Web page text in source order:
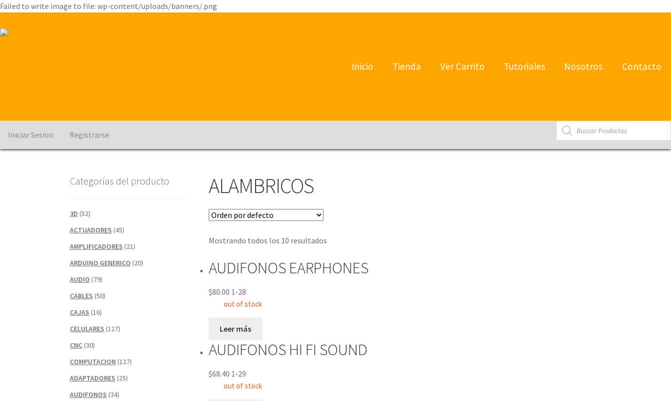
Failed to write image to file: wp-content/uploads/banners/.png
Inicio Tienda Ver Carrito Tutoriales Nosotros Contacto
Products
search
Iniciar Sesion Registrarse
ALAMBRICOS
Mostrando todos los 10 resultados
AUDIFONOS EARPHONES
$80.00 1-28
out of stock
Leer más
AUDIFONOS HI FI SOUND
$68.40 1-29
out of stock
Categorías del producto
3D (52)
ACTUADORES (45)
AMPLIFICADORES (21)
ARDUINO GENERICO (20)
AUDIO (79)
CABLES (50)
CAJAS (16)
CELULARES (127)
CNC (30)
COMPUTACION (127)
ADAPTADORES (25)
AUDIFONOS (34)